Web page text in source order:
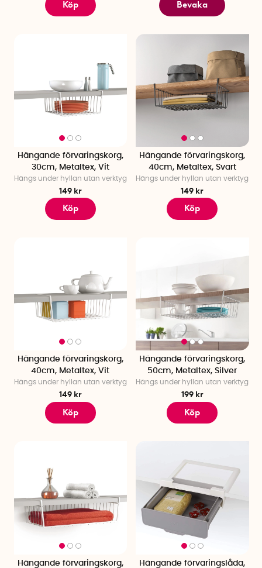
Köp Bevaka
Hängande förvaringskorg,
30cm, Metaltex, Vit
Hängs under hyllan utan verktyg
149 kr
Köp
Hängande förvaringskorg,
40cm, Metaltex, Svart
Hängs under hyllan utan verktyg
149 kr
Köp
Hängande förvaringskorg,
40cm, Metaltex, Vit
Hängs under hyllan utan verktyg
149 kr
Köp
Hängande förvaringskorg,
50cm, Metaltex, Silver
Hängs under hyllan utan verktyg
199 kr
Köp
Hängande förvaringskorg,
Hängande förvaringslåda,